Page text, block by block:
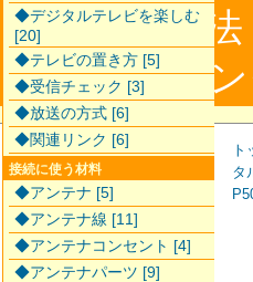
配線接続方法
合わせ|リン
ト
タ
◆デジタルテレビを楽しむ
[20]
◆テレビの置き方 [5]
◆受信チェック [3]
◆放送の方式 [6]
◆関連リンク [6]
接続に使う材料
◆アンテナ [5]
◆アンテナ線 [11]
◆アンテナコンセント [4]
◆アンテナパーツ [9]